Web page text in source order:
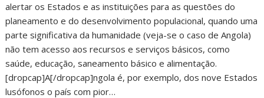
alertar os Estados e as instituições para as questões do
planeamento e do desenvolvimento populacional, quando uma
parte significativa da humanidade (veja-se o caso de Angola)
não tem acesso aos recursos e serviços básicos, como
saúde, educação, saneamento básico e alimentação.
[dropcap]A[/dropcap]ngola é, por exemplo, dos nove Estados
lusófonos o país com pior…